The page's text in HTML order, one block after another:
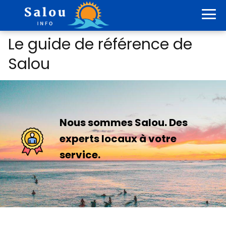
Le guide de référence de
Salou
Nous sommes Salou. Des
experts locaux à votre
service.